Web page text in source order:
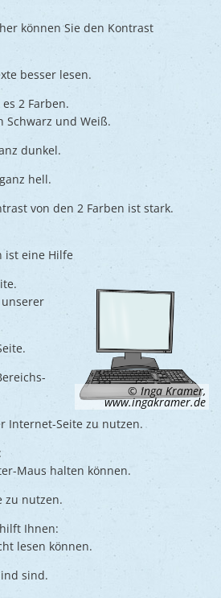
können Sie den Kontrast
besser lesen.
2 Farben.
Schwarz und Weiß.
dunkel.
hell.
von den 2 Farben ist stark.
ist eine Hilfe
© Inga Kramer,
www.ingakramer.de
Internet-Seite zu nutzen.
Maus halten können.
zu nutzen.
Ihnen:
lesen können.
sind.